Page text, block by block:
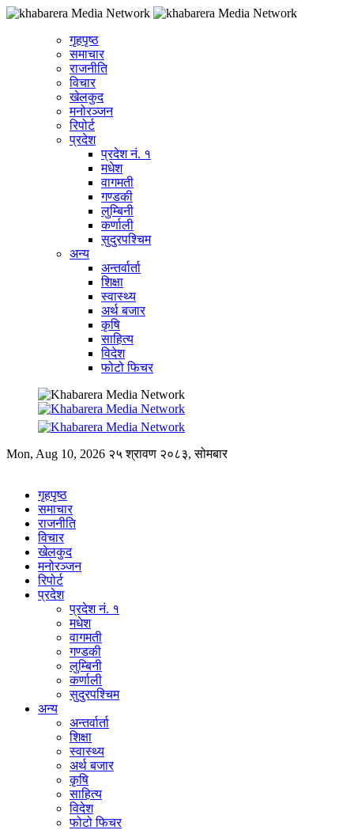
गृहपृष्ठ
समाचार
राजनीति
विचार
खेलकुद
मनोरञ्जन
रिपोर्ट
प्रदेश
प्रदेश नं. १
मधेश
वागमती
गण्डकी
लुम्बिनी
कर्णाली
सुदुरपश्चिम
अन्य
अन्तर्वार्ता
शिक्षा
स्वास्थ्य
अर्थ बजार
कृषि
साहित्य
विदेश
फोटो फिचर
Mon, Aug 10, 2026 २५ श्रावण २०८३, सोमबार
गृहपृष्ठ
समाचार
राजनीति
विचार
खेलकुद
मनोरञ्जन
रिपोर्ट
प्रदेश
प्रदेश नं. १
मधेश
वागमती
गण्डकी
लुम्बिनी
कर्णाली
सुदुरपश्चिम
अन्य
अन्तर्वार्ता
शिक्षा
स्वास्थ्य
अर्थ बजार
कृषि
साहित्य
विदेश
फोटो फिचर